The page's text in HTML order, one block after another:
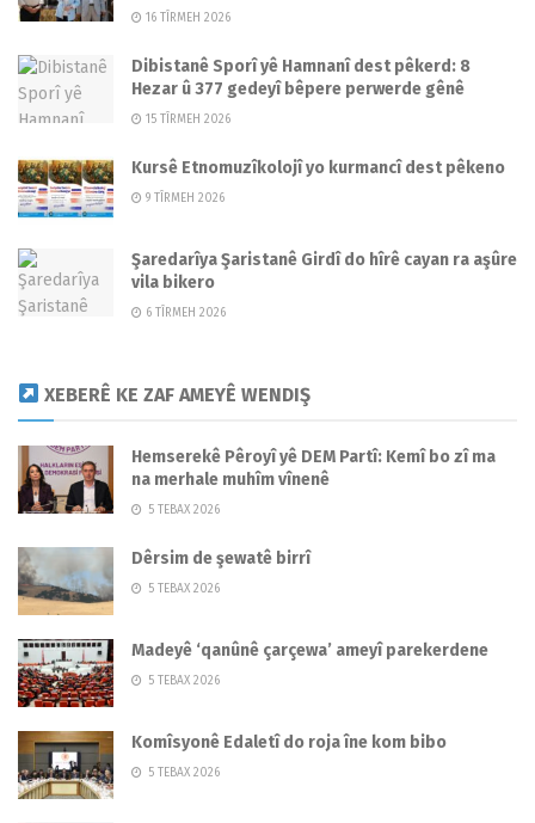
16 TÎRMEH 2026
Dibistanê Sporî yê Hamnanî dest pêkerd: 8
Hezar û 377 gedeyî bêpere perwerde gênê
15 TÎRMEH 2026
Kursê Etnomuzîkolojî yo kurmancî dest pêkeno
9 TÎRMEH 2026
Şaredarîya Şaristanê Girdî do hîrê cayan ra aşûre
vila bikero
6 TÎRMEH 2026
XEBERÊ KE ZAF AMEYÊ WENDIŞ
Hemserekê Pêroyî yê DEM Partî: Kemî bo zî ma
na merhale muhîm vînenê
5 TEBAX 2026
Dêrsim de şewatê birrî
5 TEBAX 2026
Madeyê ‘qanûnê çarçewa’ ameyî parekerdene
5 TEBAX 2026
Komîsyonê Edaletî do roja îne kom bibo
5 TEBAX 2026